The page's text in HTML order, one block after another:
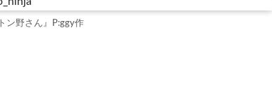
ン野さん』P:ggy作